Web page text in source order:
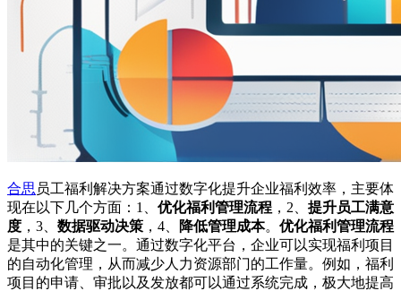
合思 员工福利解决方案通过数字化提升企业福利效率，主要体
现在以下几个方面：1、 优化福利管理流程 ，2、 提升员工满意
度 ，3、 数据驱动决策 ，4、 降低管理成本。 优化福利管理流程
是其中的关键之一。通过数字化平台，企业可以实现福利项目
的自动化管理，从而减少人力资源部门的工作量。例如，福利
项目的申请、审批以及发放都可以通过系统完成，极大地提高